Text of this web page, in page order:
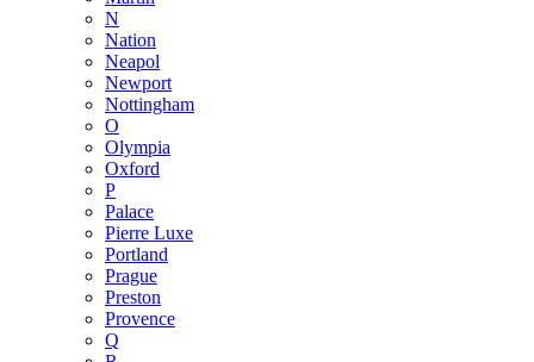
N
Nation
Neapol
Newport
Nottingham
O
Olympia
Oxford
P
Palace
Pierre Luxe
Portland
Prague
Preston
Provence
Q